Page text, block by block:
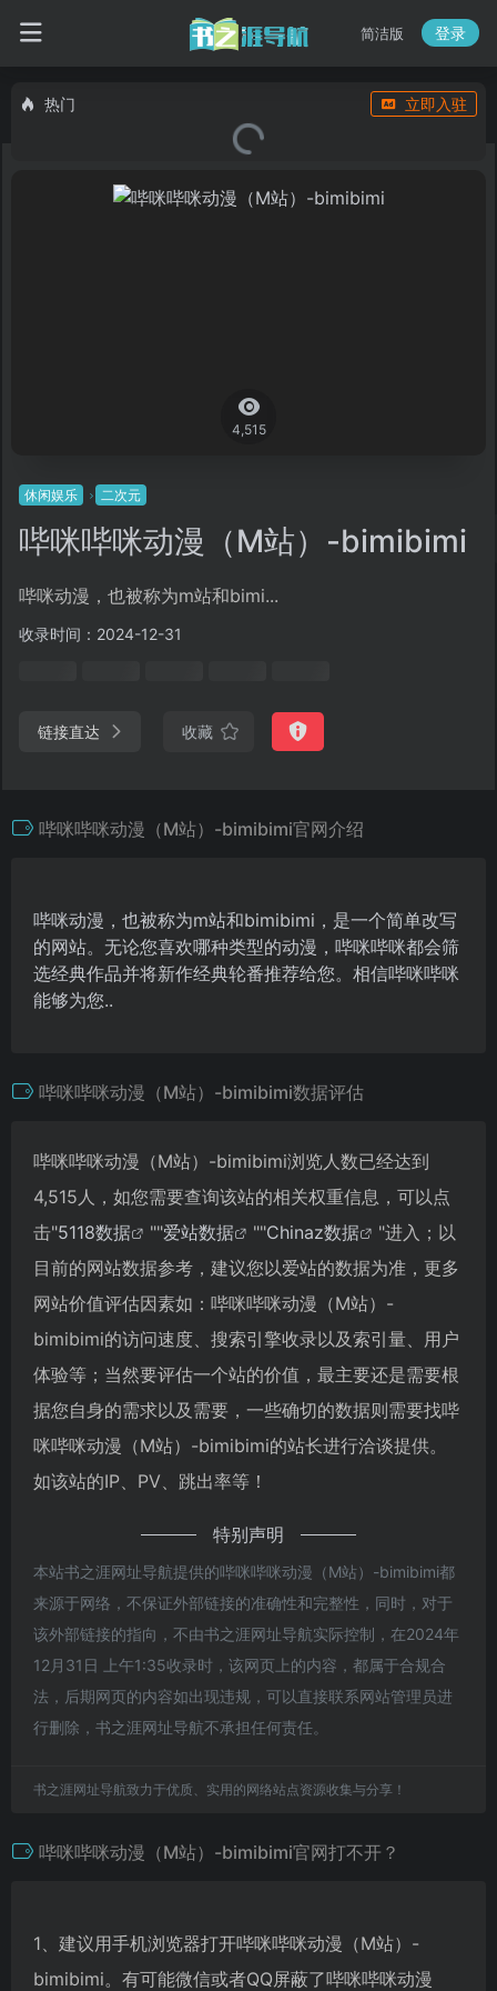
简洁版 登录
热门 立即入驻
4,515
休闲娱乐 二次元
哔咪哔咪动漫（M站）-bimibimi
哔咪动漫，也被称为m站和bimi...
收录时间：2024-12-31
链接直达 收藏
哔咪哔咪动漫（M站）-bimibimi官网介绍
哔咪动漫，也被称为m站和bimibimi，是一个简单改写
的网站。无论您喜欢哪种类型的动漫，哔咪哔咪都会筛
选经典作品并将新作经典轮番推荐给您。相信哔咪哔咪
能够为您..
哔咪哔咪动漫（M站）-bimibimi数据评估
哔咪哔咪动漫（M站）-bimibimi浏览人数已经达到
4,515人，如您需要查询该站的相关权重信息，可以点
击"5118数据 ""爱站数据 ""Chinaz数据
"进入；以
目前的网站数据参考，建议您以爱站的数据为准，更多
网站价值评估因素如：哔咪哔咪动漫（M站）-
bimibimi的访问速度、搜索引擎收录以及索引量、用户
体验等；当然要评估一个站的价值，最主要还是需要根
据您自身的需求以及需要，一些确切的数据则需要找哔
咪哔咪动漫（M站）-bimibimi的站长进行洽谈提供。
如该站的IP、PV、跳出率等！
特别声明
本站书之涯网址导航提供的哔咪哔咪动漫（M站）-bimibimi都
来源于网络，不保证外部链接的准确性和完整性，同时，对于
该外部链接的指向，不由书之涯网址导航实际控制，在2024年
12月31日 上午1:35收录时，该网页上的内容，都属于合规合
法，后期网页的内容如出现违规，可以直接联系网站管理员进
行删除，书之涯网址导航不承担任何责任。
书之涯网址导航致力于优质、实用的网络站点资源收集与分享！
哔咪哔咪动漫（M站）-bimibimi官网打不开？
1、建议用手机浏览器打开哔咪哔咪动漫（M站）-
bimibimi。有可能微信或者QQ屏蔽了哔咪哔咪动漫